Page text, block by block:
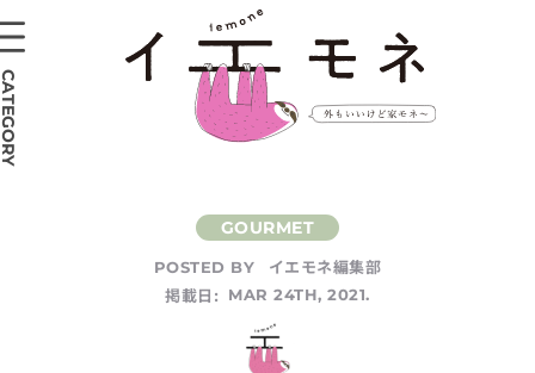
POSTED BY
イエモネ編集部
掲載日:
MAR 24TH, 2021.